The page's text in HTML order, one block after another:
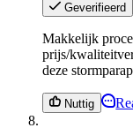
Geverifieerd
Makkelijk
prijs/
deze
Nuttig